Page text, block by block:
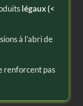
légaux (<
à l’abri de
renforcent pas